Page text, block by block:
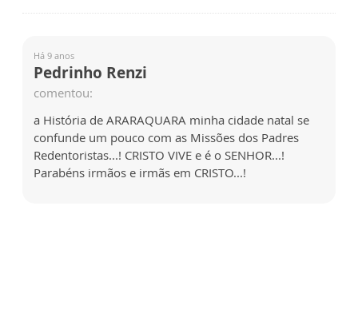
Há 9 anos
Pedrinho Renzi
comentou:
a História de ARARAQUARA minha cidade natal se
confunde um pouco com as Missões dos Padres
Redentoristas...! CRISTO VIVE e é o SENHOR...!
Parabéns irmãos e irmãs em CRISTO...!